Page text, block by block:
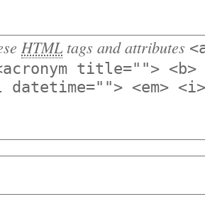
HTMLtags and attributes
title=""> <b>
datetime=""> <em>